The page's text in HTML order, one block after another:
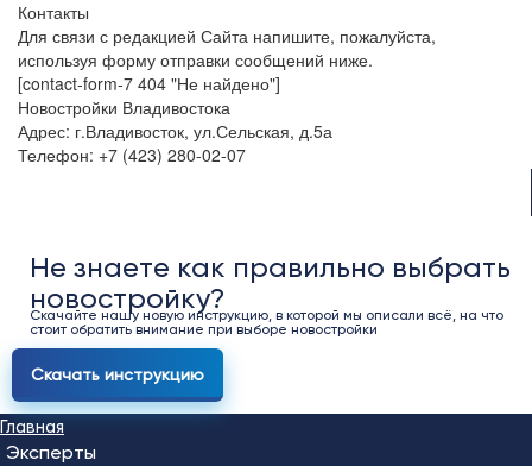
Контакты
Для связи с редакцией Сайта напишите, пожалуйста,
используя форму отправки сообщений ниже.
[contact-form-7 404 "Не найдено"]
Новостройки Владивостока
Адрес: г.Владивосток, ул.Сельская, д.5а
Телефон: +7 (423) 280-02-07
Не знаете как правильно выбрать
новостройку?
Скачайте нашу новую инструкцию, в которой мы описали всё, на что
стоит обратить внимание при выборе новостройки
Скачать инструкцию
Главная
Эксперты